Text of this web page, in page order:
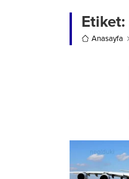
Etiket:
Anasayfa